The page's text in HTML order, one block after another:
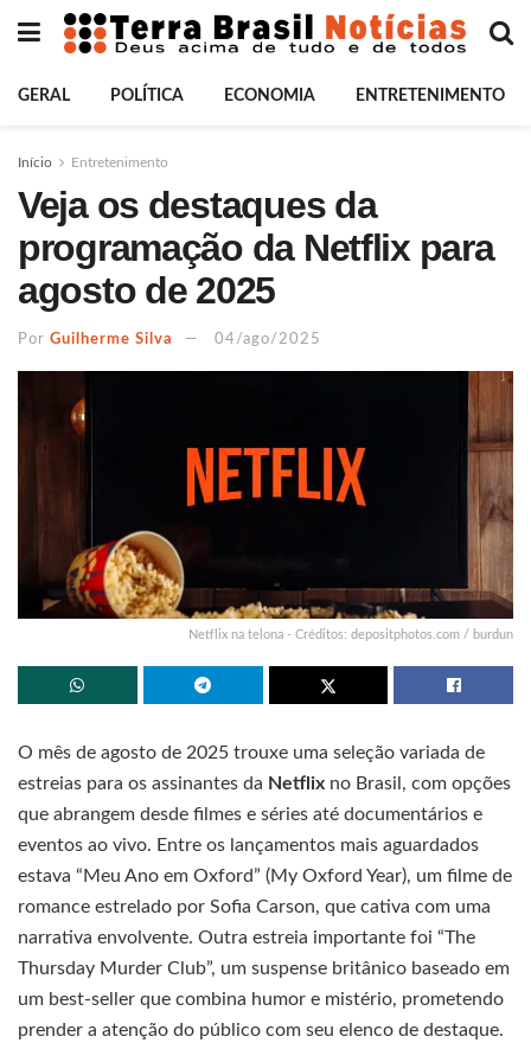
GERAL POLÍTICA ECONOMIA ENTRETENIMENTO
Início Entretenimento
Veja os destaques da
programação da Netflix para
agosto de 2025
Por Guilherme Silva 04/ago/2025
Netflix na telona - Créditos: depositphotos.com / burdun
O mês de agosto de 2025 trouxe uma seleção variada de
estreias para os assinantes da Netflix no Brasil, com opções
que abrangem desde filmes e séries até documentários e
eventos ao vivo. Entre os lançamentos mais aguardados
estava “Meu Ano em Oxford” (My Oxford Year), um filme de
romance estrelado por Sofia Carson, que cativa com uma
narrativa envolvente. Outra estreia importante foi “The
Thursday Murder Club”, um suspense britânico baseado em
um best-seller que combina humor e mistério, prometendo
prender a atenção do público com seu elenco de destaque.